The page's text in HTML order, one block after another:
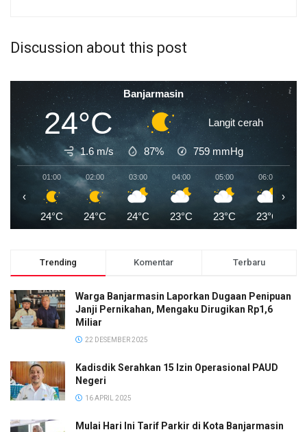
Discussion about this post
Banjarmasin
24°C Langit cerah
1.6 m/s 87% 759 mmHg
01:00
24°C
02:00
24°C
03:00
24°C
04:00
23°C
05:00
23°C
06:00
23°C
‹ ›
Trending Komentar Terbaru
Warga Banjarmasin Laporkan Dugaan Penipuan
Janji Pernikahan, Mengaku Dirugikan Rp1,6
Miliar
22 DESEMBER 2025
Kadisdik Serahkan 15 Izin Operasional PAUD
Negeri
16 APRIL 2025
Mulai Hari Ini Tarif Parkir di Kota Banjarmasin